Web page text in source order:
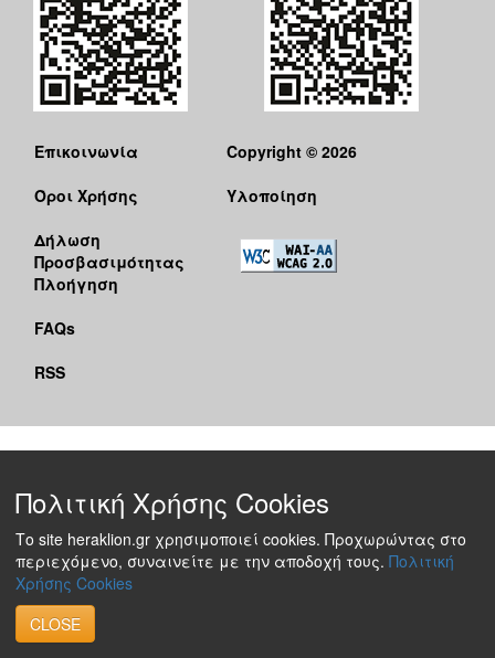
Επικοινωνία
Όροι Χρήσης
Δήλωση
Προσβασιμότητας
Πλοήγηση
FAQs
RSS
Copyright © 2026
Υλοποίηση
Πολιτική Χρήσης Cookies
Το site heraklion.gr χρησιμοποιεί cookies. Προχωρώντας στο
περιεχόμενο, συναινείτε με την αποδοχή τους. Πολιτική
Χρήσης Cookies
CLOSE